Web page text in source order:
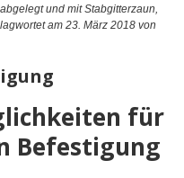
abgelegt und mitStabgitterzaun,
am 23. März 2018 von
für
Befestigung